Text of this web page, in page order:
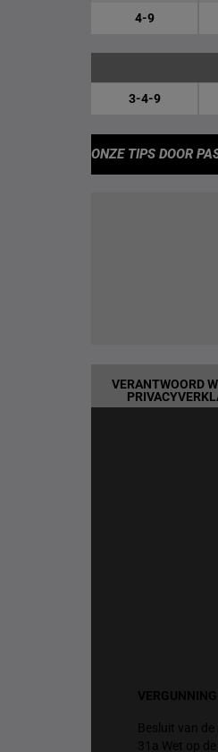
4-9
3-4-9
ONZE TIPS DOOR
VERANTWOORD
Besluit van
31a Wet op